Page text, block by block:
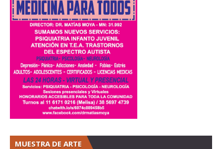
MUESTRA DE ARTE